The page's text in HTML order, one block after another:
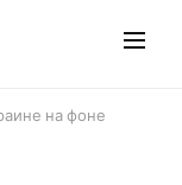
на фоне